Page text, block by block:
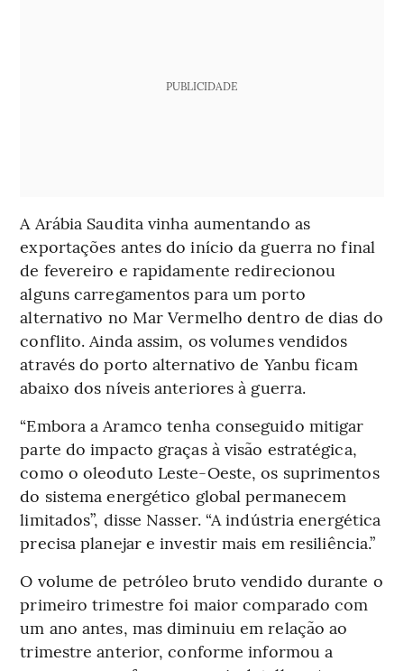
PUBLICIDADE
A Arábia Saudita vinha aumentando as
exportações antes do início da guerra no final
de fevereiro e rapidamente redirecionou
alguns carregamentos para um porto
alternativo no Mar Vermelho dentro de dias do
conflito. Ainda assim, os volumes vendidos
através do porto alternativo de Yanbu ficam
abaixo dos níveis anteriores à guerra.
“Embora a Aramco tenha conseguido mitigar
parte do impacto graças à visão estratégica,
como o oleoduto Leste-Oeste, os suprimentos
do sistema energético global permanecem
limitados”, disse Nasser. “A indústria energética
precisa planejar e investir mais em resiliência.”
O volume de petróleo bruto vendido durante o
primeiro trimestre foi maior comparado com
um ano antes, mas diminuiu em relação ao
trimestre anterior, conforme informou a